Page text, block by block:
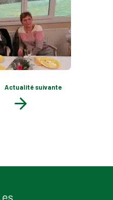
Actualité suivante